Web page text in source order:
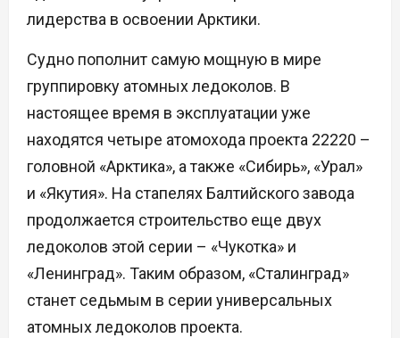
лидерства в освоении Арктики.
Судно пополнит самую мощную в мире
группировку атомных ледоколов. В
настоящее время в эксплуатации уже
находятся четыре атомохода проекта 22220 –
головной «Арктика», а также «Сибирь», «Урал»
и «Якутия». На стапелях Балтийского завода
продолжается строительство еще двух
ледоколов этой серии – «Чукотка» и
«Ленинград». Таким образом, «Сталинград»
станет седьмым в серии универсальных
атомных ледоколов проекта.